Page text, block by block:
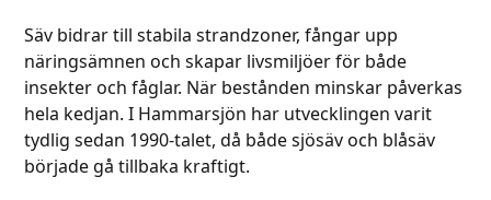
Säv bidrar till stabila strandzoner, fångar upp
näringsämnen och skapar livsmiljöer för både
insekter och fåglar. När bestånden minskar påverkas
hela kedjan. I Hammarsjön har utvecklingen varit
tydlig sedan 1990-talet, då både sjösäv och blåsäv
började gå tillbaka kraftigt.